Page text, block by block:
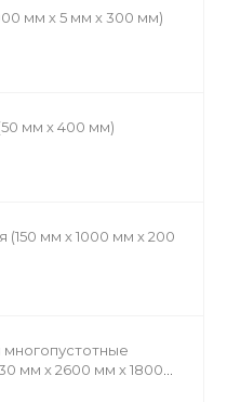
мм х 5 мм х 300 мм)
мм х 400 мм)
(150 мм х 1000 мм х 200
мм х 2600 мм х 1800